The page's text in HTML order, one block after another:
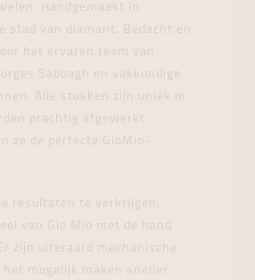
Handgemaakt in
stad van diamant. Bedacht en
het ervaren team van
Sabbagh en vakkundige
Alle stukken zijn uniek in
prachtig afgewerkt.
ze de perfecte GioMio-
resultaten te verkrijgen,
van Gio Mio met de hand
zijn uiteraard mechanische
het mogelijk maken sneller